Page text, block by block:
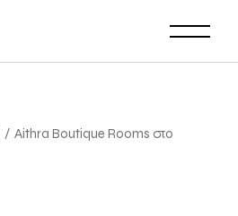
Aithra Boutique Rooms στο